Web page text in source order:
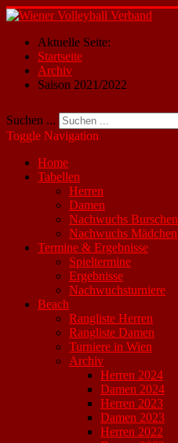
Aktuelle Seite:
Startseite
Archiv
Saison 2021/2022
Suchen ...
Toggle Navigation
Home
Tabellen
Herren
Damen
Nachwuchs Burschen
Nachwuchs Mädchen
Termine & Ergebnisse
Spieltermine
Ergebnisse
Nachwuchsturniere
Beach
Rangliste Herren
Rangliste Damen
Turniere in Wien
Archiv
Herren 2024
Damen 2024
Herren 2023
Damen 2023
Herren 2022